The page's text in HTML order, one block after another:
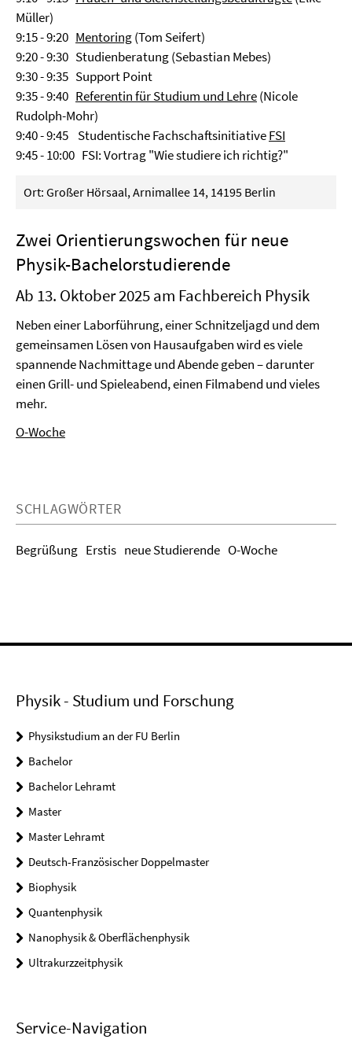
Müller)
9:15 - 9:20 Mentoring(Tom Seifert)
9:20 - 9:30 Studienberatung (Sebastian Mebes)
9:30 - 9:35 Support Point
9:35 - 9:40 Referentin für Studium und Lehre(Nicole
Rudolph-Mohr)
9:40 - 9:45 Studentische FachschaftsinitiativeFSI
9:45 - 10:00 FSI: Vortrag "Wie studiere ich richtig?"
Ort: Großer Hörsaal, Arnimallee 14, 14195 Berlin
Zwei Orientierungswochen für neue
Physik-Bachelorstudierende
Ab 13. Oktober 2025 am Fachbereich Physik
Neben einer Laborführung, einer Schnitzeljagd und dem
gemeinsamen Lösen von Hausaufgaben wird es viele
spannende Nachmittage und Abende geben – darunter
einen Grill- und Spieleabend, einen Filmabend und vieles
mehr.
O-Woche
SCHLAGWÖRTER
Begrüßung Erstis neue Studierende O-Woche
Physik - Studium und Forschung
Physikstudium an der FU Berlin
Bachelor
Bachelor Lehramt
Master
Master Lehramt
Deutsch-Französischer Doppelmaster
Biophysik
Quantenphysik
Nanophysik & Oberflächenphysik
Ultrakurzzeitphysik
Service-Navigation